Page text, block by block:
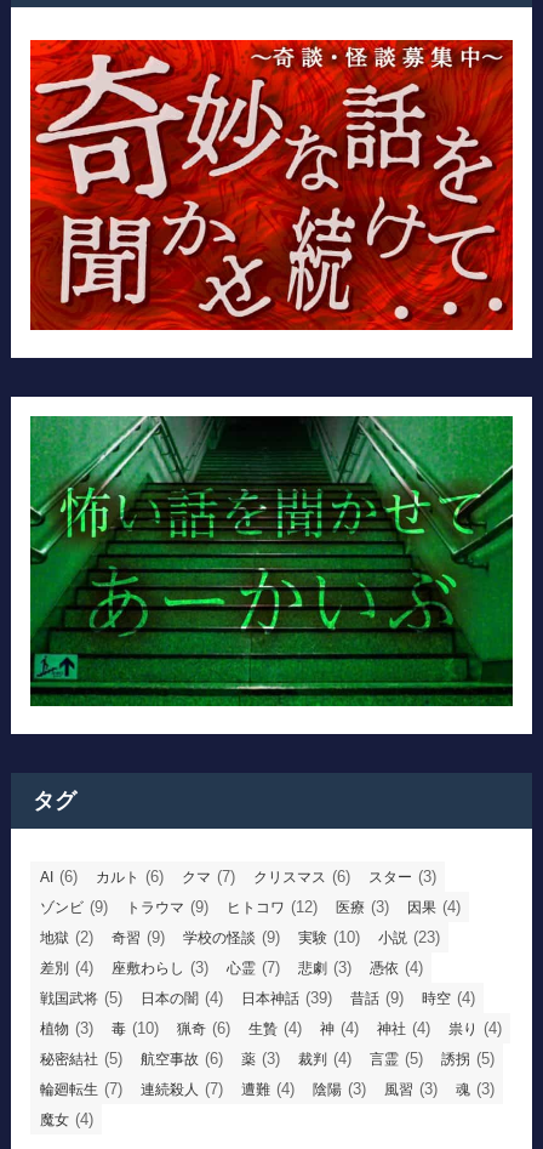
タグ
AI (6) カルト (6) クマ (7) クリスマス (6) スター (3)
ゾンビ (9) トラウマ (9) ヒトコワ (12) 医療 (3) 因果 (4)
地獄 (2) 奇習 (9) 学校の怪談 (9) 実験 (10) 小説 (23)
差別 (4) 座敷わらし (3) 心霊 (7) 悲劇 (3) 憑依 (4)
戦国武将 (5) 日本の闇 (4) 日本神話 (39) 昔話 (9) 時空 (4)
植物 (3) 毒 (10) 猟奇 (6) 生贄 (4) 神 (4) 神社 (4) 祟り (4)
秘密結社 (5) 航空事故 (6) 薬 (3) 裁判 (4) 言霊 (5) 誘拐 (5)
輪廻転生 (7) 連続殺人 (7) 遭難 (4) 陰陽 (3) 風習 (3) 魂 (3)
魔女 (4)